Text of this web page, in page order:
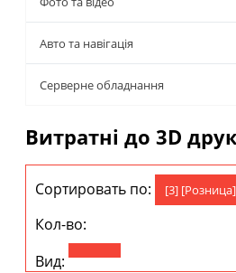
Авто та навігація
Серверне обладнання
Витратні до 3D
Сортировать по: [3]
Кол-во:
Вид: